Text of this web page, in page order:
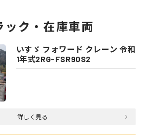
ック・在庫車両
いすゞ フォワード クレーン 令和
1年式2RG-FSR90S2
詳しく見る